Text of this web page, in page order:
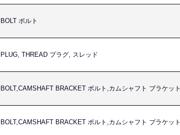
BOLT ボルト
PLUG, THREAD プラグ, スレッド
BOLT,CAMSHAFT BRACKET ボルト,カムシャフト ブラケット
BOLT,CAMSHAFT BRACKET ボルト,カムシャフト ブラケット